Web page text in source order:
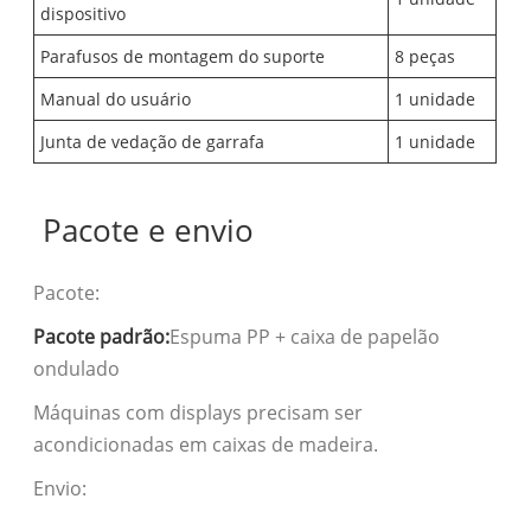
dispositivo
Parafusos de montagem do suporte
8 peças
Manual do usuário
1 unidade
Junta de vedação de garrafa
1 unidade
Pacote e envio
Pacote:
Pacote padrão:Espuma PP + caixa de papelão
ondulado
Máquinas com displays precisam ser
acondicionadas em caixas de madeira.
Envio: